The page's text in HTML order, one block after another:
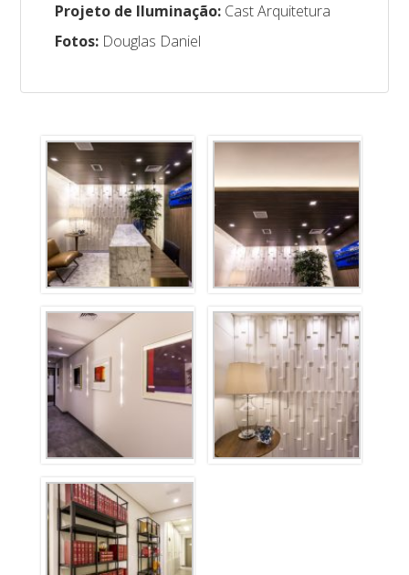
Projeto de Iluminação: Cast Arquitetura
Fotos: Douglas Daniel